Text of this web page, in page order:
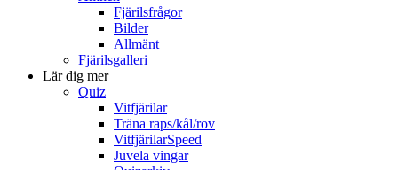
Fjärilsfrågor
Bilder
Allmänt
Fjärilsgalleri
Lär dig mer
Quiz
Vitfjärilar
Träna raps/kål/rov
VitfjärilarSpeed
Juvela vingar